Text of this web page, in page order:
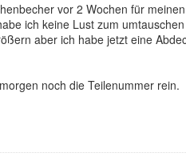
vor 2 Wochen für
ich keine Lust zum umtauschen
aber ich habe jetzt eine
noch die Teilenummer rein.